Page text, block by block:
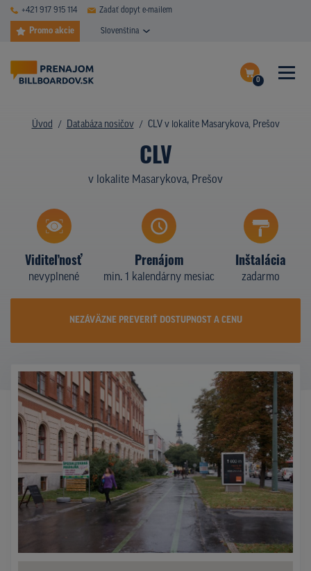
+421 917 915 114 Zadať dopyt e-mailem
Promo akcie Slovenština
0
Dokončiť dopyt
Zobraziť nosiče na mape
DATABÁZA NOSIČOV
PLOCHY V AKCII
TYPY NOSIČOV
Z PRAXE
Úvod Databáza nosičov CLV v lokalite Masarykova, Prešov
CLV
v lokalite Masarykova, Prešov
Viditeľnosť
nevyplnené
Prenájom
min. 1 kalendárny mesiac
Inštalácia
zadarmo
NEZÁVÄZNE PREVERIŤ DOSTUPNOST A CENU